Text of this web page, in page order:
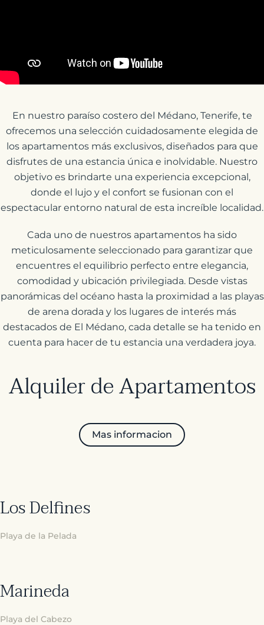
En nuestro paraíso costero del Médano, Tenerife, te
ofrecemos una selección cuidadosamente elegida de
los apartamentos más exclusivos, diseñados para que
disfrutes de una estancia única e inolvidable. Nuestro
objetivo es brindarte una experiencia excepcional,
donde el lujo y el confort se fusionan con el
espectacular entorno natural de esta increíble localidad.
Cada uno de nuestros apartamentos ha sido
meticulosamente seleccionado para garantizar que
encuentres el equilibrio perfecto entre elegancia,
comodidad y ubicación privilegiada. Desde vistas
panorámicas del océano hasta la proximidad a las playas
de arena dorada y los lugares de interés más
destacados de El Médano, cada detalle se ha tenido en
cuenta para hacer de tu estancia una verdadera joya.
Alquiler de Apartamentos
Mas informacion
Los Delfines
Playa de la Pelada
Marineda
Playa del Cabezo